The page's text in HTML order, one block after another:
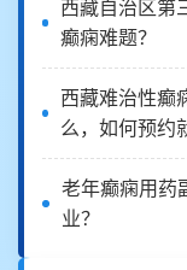
西藏自治区第
癫痫难题？
西藏难治性癫
么，如何预约
老年癫痫用药
业？